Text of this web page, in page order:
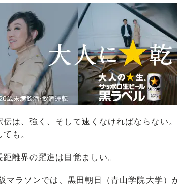
は、強く、そして速くなければならない
も。
離界の躍進は目覚ましい。
ラソンでは、黒田朝日（青山学院大学）